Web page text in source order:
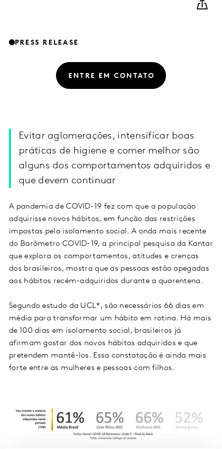
PRESS RELEASE
ENTRE EM CONTATO
Evitar aglomerações, intensificar boas
práticas de higiene e comer melhor são
alguns dos comportamentos adquiridos e
que devem continuar
A pandemia de COVID-19 fez com que a população
adquirisse novos hábitos, em função das restrições
impostas pelo isolamento social. A onda mais recente
do Barômetro COVID-19, a principal pesquisa da Kantar
que explora os comportamentos, atitudes e crenças
dos brasileiros, mostra que as pessoas estão apegadas
aos hábitos recém-adquiridos durante a quarentena.
Segundo estudo da UCL*, são necessários 66 dias em
média para transformar um hábito em rotina. Há mais
de 100 dias em isolamento social, brasileiros já
afirmam gostar dos novos hábitos adquiridos e que
pretendem mantê-los. Essa constatação é ainda mais
forte entre as mulheres e pessoas com filhos.